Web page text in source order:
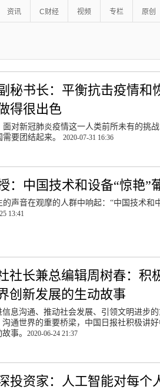
资讯 C财经 视频 专栏 原创
秘书长：平衡抗击疫情和
得很出色
面对新冠肺炎疫情这一人类前所未有的挑
要团结起来。 2020-07-31 16:36
：中国技术和设备“惊艳”
的声音在观摩的人群中响起：“中国技术和
13:41
社长兼总编辑周树春：积
创新发展的生动故事
息沟通、推动社会发展、引领文明进步的
通世界的重要桥梁，中国日报社积极讲
故事。2020-06-24 21:37
投资家：人工智能对每个